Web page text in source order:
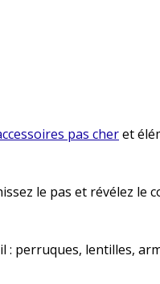
pas cheret
le pas et révélez le
perruques, lentilles,